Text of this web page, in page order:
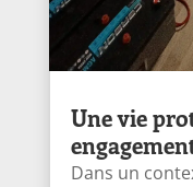
Une vie
Dans un